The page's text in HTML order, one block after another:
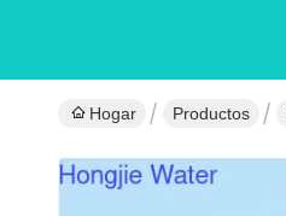
Hogar Productos